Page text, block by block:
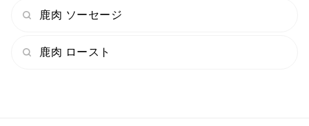
鹿肉 ソーセージ
鹿肉 ロースト